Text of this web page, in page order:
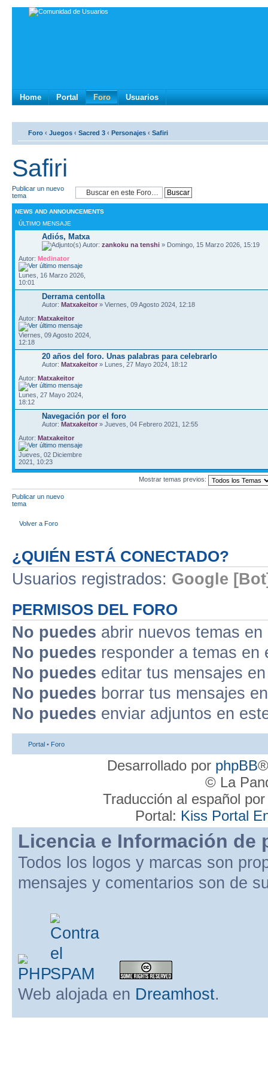
Home Portal Foro Usuarios
Foro ‹ Juegos ‹ Sacred 3 ‹ Personajes ‹ Safiri
Safiri
Publicar un nuevo
tema
NEWS AND ANNOUNCEMENTS
ÚLTIMO MENSAJE
Adiós, Matxa
Autor: zankoku na tenshi » Domingo, 15 Marzo 2026, 15:19
Autor: Medinator
Lunes, 16 Marzo 2026,
10:01
Derrama centolla
Autor: Matxakeitor » Viernes, 09 Agosto 2024, 12:18
Autor: Matxakeitor
Viernes, 09 Agosto 2024,
12:18
20 años del foro. Unas palabras para celebrarlo
Autor: Matxakeitor » Lunes, 27 Mayo 2024, 18:12
Autor: Matxakeitor
Lunes, 27 Mayo 2024,
18:12
Navegación por el foro
Autor: Matxakeitor » Jueves, 04 Febrero 2021, 12:55
Autor: Matxakeitor
Jueves, 02 Diciembre
2021, 10:23
Mostrar temas previos:
Publicar un nuevo
tema
Volver a Foro
¿QUIÉN ESTÁ CONECTADO?
Usuarios registrados: Google
PERMISOS DEL FORO
No puedes abrir nuevos temas
No puedes responder a temas en
No puedes editar tus mensajes
No puedes borrar tus mensajes
No puedes enviar adjuntos en
Portal • Foro
Desarrollado por phpBB
© La
Traducción al español
Portal: Kiss Portal
Licencia e Información de
Todos los logos y marcas son
mensajes y comentarios son de
Web alojada en Dreamhost.